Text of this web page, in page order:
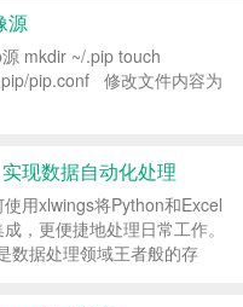
源
mkdir ~/.pip touch
pip.conf 修改文件内容为
现数据自动化处理
用xlwings将Python和Excel
，更便捷地处理日常工作。
数据处理领域王者般的存